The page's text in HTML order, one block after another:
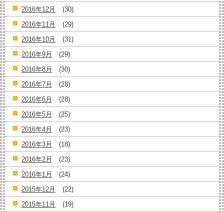
2016年12月
(30)
2016年11月
(29)
2016年10月
(31)
2016年9月
(29)
2016年8月
(30)
2016年7月
(28)
2016年6月
(28)
2016年5月
(25)
2016年4月
(23)
2016年3月
(18)
2016年2月
(23)
2016年1月
(24)
2015年12月
(22)
2015年11月
(19)